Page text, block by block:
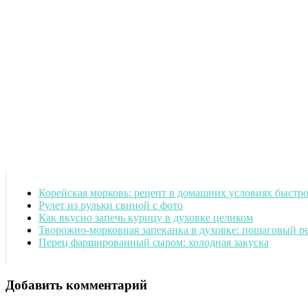
Корейская морковь: рецепт в домашних условиях быстро
Рулет из рульки свиной с фото
Как вкусно запечь курицу в духовке целиком
Творожно-морковная запеканка в духовке: пошаговый
Перец фаршированный сыром: холодная закуска
Добавить комментарий